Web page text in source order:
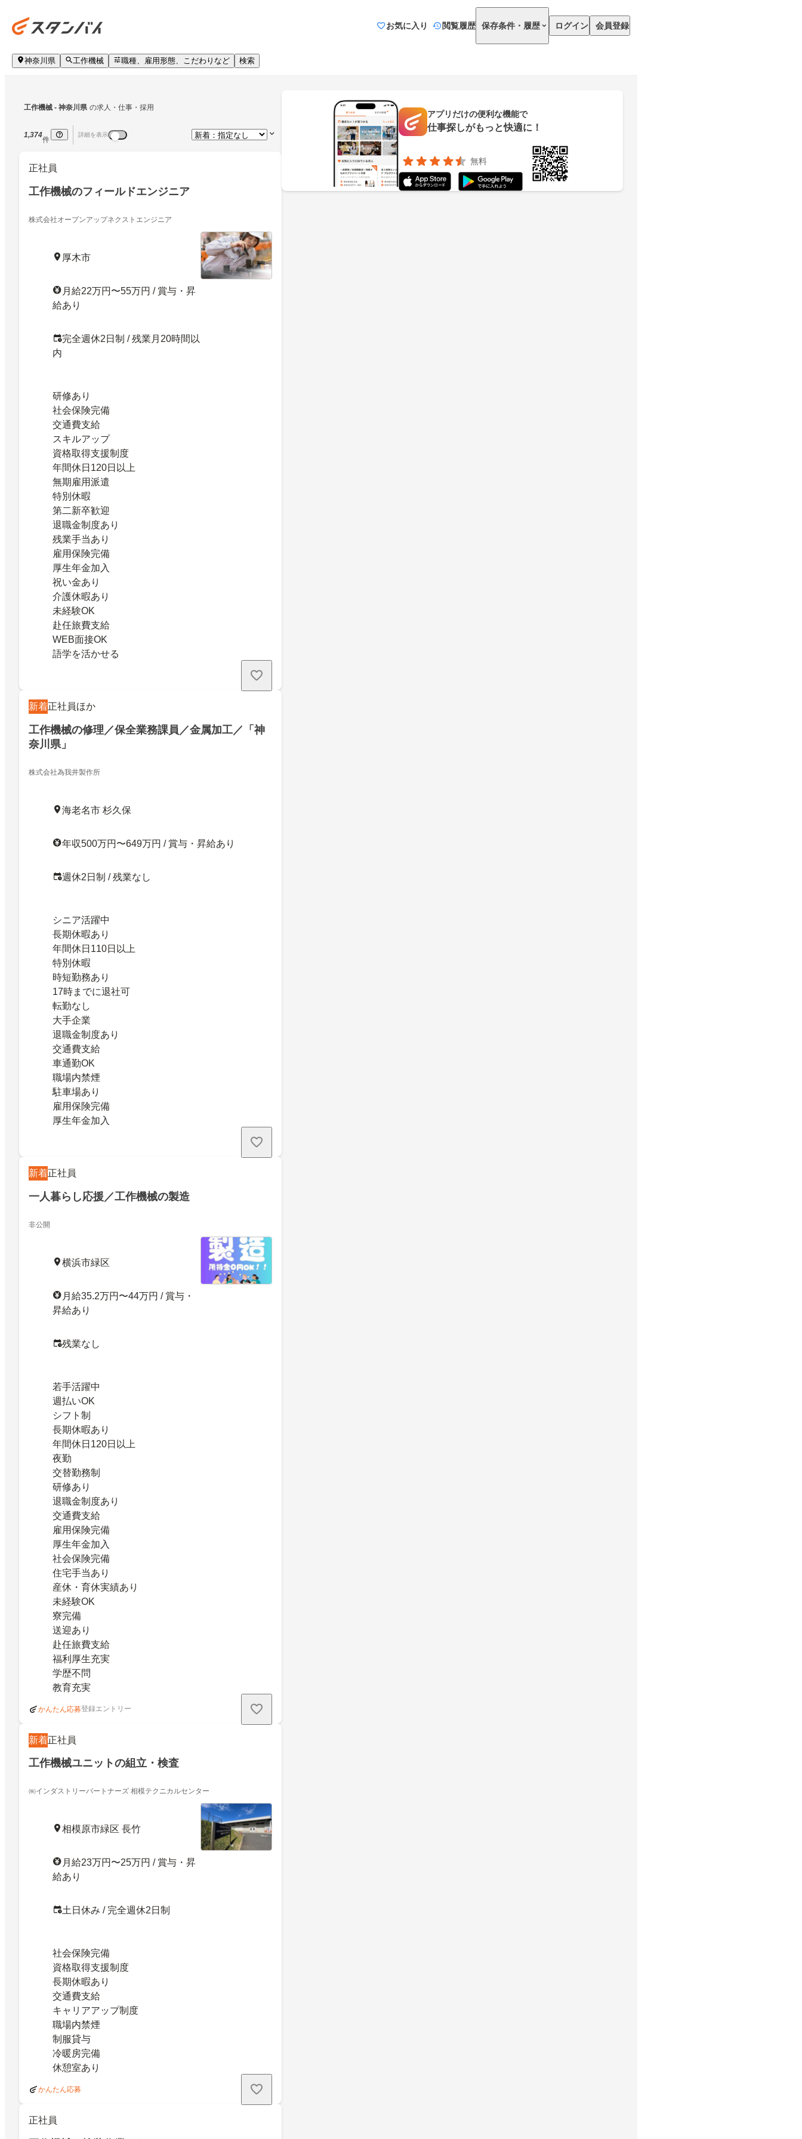
お気に入り 閲覧履歴 保存条件・履歴 ログイン 会員登録
神奈川県 工作機械 職種、雇用形態、こだわりなど 検索
工作機械 - 神奈川県 の求人・仕事・採用
1,374
件
詳細を表示
正社員
工作機械のフィールドエンジニア
株式会社オープンアップネクストエンジニア
厚木市
月給22万円〜55万円 / 賞与・昇
給あり
完全週休2日制 / 残業月20時間以
内
研修あり
社会保険完備
交通費支給
スキルアップ
資格取得支援制度
年間休日120日以上
無期雇用派遣
特別休暇
第二新卒歓迎
退職金制度あり
残業手当あり
雇用保険完備
厚生年金加入
祝い金あり
介護休暇あり
未経験OK
赴任旅費支給
WEB面接OK
語学を活かせる
新着正社員ほか
工作機械の修理／保全業務課員／金属加工／「神
奈川県」
株式会社為我井製作所
海老名市 杉久保
年収500万円〜649万円 / 賞与・昇給あり
週休2日制 / 残業なし
シニア活躍中
長期休暇あり
年間休日110日以上
特別休暇
時短勤務あり
17時までに退社可
転勤なし
大手企業
退職金制度あり
交通費支給
車通勤OK
職場内禁煙
駐車場あり
雇用保険完備
厚生年金加入
新着正社員
一人暮らし応援／工作機械の製造
非公開
横浜市緑区
月給35.2万円〜44万円 / 賞与・
昇給あり
残業なし
若手活躍中
週払いOK
シフト制
長期休暇あり
年間休日120日以上
夜勤
交替勤務制
研修あり
退職金制度あり
交通費支給
雇用保険完備
厚生年金加入
社会保険完備
住宅手当あり
産休・育休実績あり
未経験OK
寮完備
送迎あり
赴任旅費支給
福利厚生充実
学歴不問
教育充実
かんたん応募登録エントリー
新着正社員
工作機械ユニットの組立・検査
㈱インダストリーパートナーズ 相模テクニカルセンター
相模原市緑区 長竹
月給23万円〜25万円 / 賞与・昇
給あり
土日休み / 完全週休2日制
社会保険完備
資格取得支援制度
長期休暇あり
交通費支給
キャリアアップ制度
職場内禁煙
制服貸与
冷暖房完備
休憩室あり
かんたん応募
正社員
アプリだけの便利な機能で
仕事探しがもっと快適に！
無料